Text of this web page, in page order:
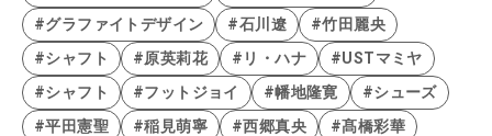
#グラファイトデザイン
#石川遼
#竹田麗央
#シャフト
#原英莉花 #リ・ハナ
#USTマミヤ
#シャフト
#フットジョイ #幡地隆寛
#シューズ
#平田憲聖
#稲見萌寧 #西郷真央
#髙橋彩華